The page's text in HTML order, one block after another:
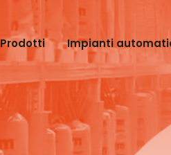
Prodotti Impianti